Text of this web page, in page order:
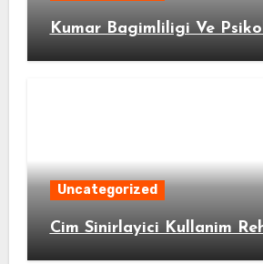
Kumar Bagimliligi Ve
Uncategorized
Cim Sinirlayici Kullanim